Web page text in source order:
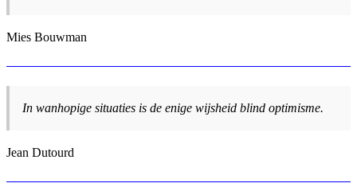
Mies Bouwman
In wanhopige situaties is de enige wijsheid blind optimisme.
Jean Dutourd